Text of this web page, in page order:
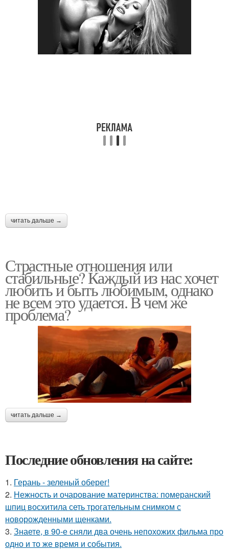
читать дальше →
Страстные отношения или
стабильные? Каждый из нас хочет
любить и быть любимым, однако
не всем это удается. В чем же
проблема?
читать дальше →
Последние обновления на сайте:
1. Герань - зеленый оберег!
2. Нежность и очарование материнства: померанский
шпиц восхитила сеть трогательным снимком с
новорожденными щенками.
3. Знаете, в 90-е сняли два очень непохожих фильма про
одно и то же время и события.